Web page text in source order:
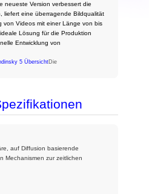
neueste Version verbessert die
liefert eine überragende Bildqualität
von Videos mit einer Länge von bis
Lösung für die Produktion
Entwicklung von
5 ÜbersichtDie
auf Diffusion basierende
Mechanismen zur zeitlichen